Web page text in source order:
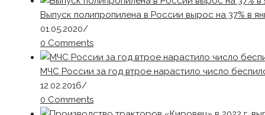
Выпуск полипропилена в России вырос на 37% в
01.05.2020/
0 Comments
МЧС России за год втрое нарастило число
12.02.2016/
0 Comments